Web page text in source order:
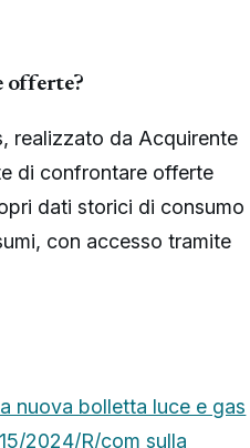
offerte?
realizzato da Acquirente
di confrontare offerte
dati storici di consumo
con accesso tramite
nuova bolletta luce e gas
2024/R/com sulla